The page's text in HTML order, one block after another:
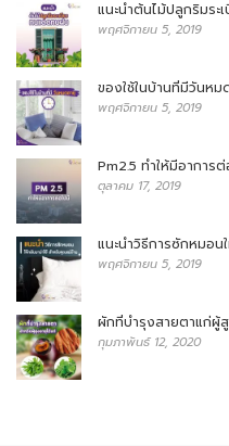
แนะนำต้นไม้ปลูกริมร
พฤศจิกายน 5, 2019
ของใช้ในบ้านที่มีวันหม
พฤศจิกายน 5, 2019
Pm2.5 ทำให้มีอาการ
ตุลาคม 17, 2019
แนะนำวิธีการซักหมอ
พฤศจิกายน 5, 2019
ผักที่บำรุงสายตาแก่ผู้
กุมภาพันธ์ 12, 2020